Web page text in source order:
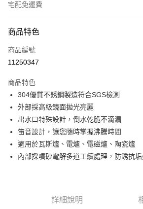
宅配免運費
信用卡一次付款
LINE Pay
悠遊付
Google Pay
全盈+PAY
ATM付款
每筆NT$80，滿NT$990(含以上)免運費
商品特色
商品編號
11250347
商品特色
304優質不銹鋼製造符合SGS檢測
外部採高級鏡面拋光亮麗
出水口特殊設計，倒水乾脆不滴漏
笛音設計，讓您隨時掌握沸騰時間
適用於瓦斯爐、電爐、電磁爐、陶瓷爐
內部採噴砂電解多道工續處理，防銹抗
詳細說明